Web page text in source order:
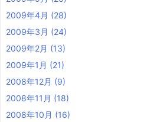
2009年4月 (28)
2009年3月 (24)
2009年2月 (13)
2009年1月 (21)
2008年12月 (9)
2008年11月 (18)
2008年10月 (16)